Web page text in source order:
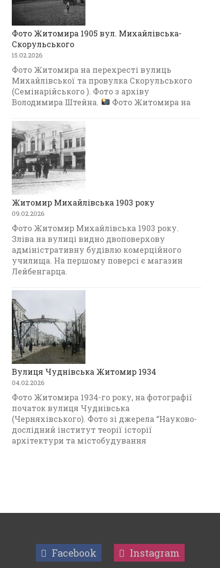
Фото Житомира 1905 вул. Михайлівська-
Скорульського
15.02.2026
Фото Житомира на перехресті вулиць
Михайлівської та провулка Скорульського
(Семінарійського ). Фото з архіву
Володимира Штейна.
Фото Житомира на
Житомир Михайлівська 1903 року
09.02.2026
Фото Житомир Михайлівська 1903 року.
Зліва на вулиці видно двоповерхову
адміністративну будівлю комерційного
училища. На першому поверсі є магазин
Лейбенгарца.
Вулиця Чуднівська Житомир 1934
04.02.2026
Фото Житомира 1934-го року, на фотографії
початок вулиця Чуднівська
(Черняхівського). Фото зі джерела “Науково-
дослідний інститут теорії історії
архітектури та містобудування
Facebook Instagram